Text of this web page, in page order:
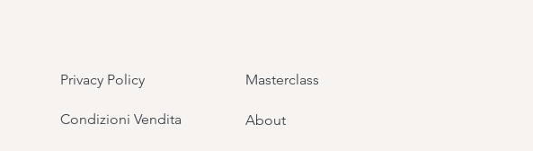
Privacy Policy
Condizioni Vendita
Masterclass
About